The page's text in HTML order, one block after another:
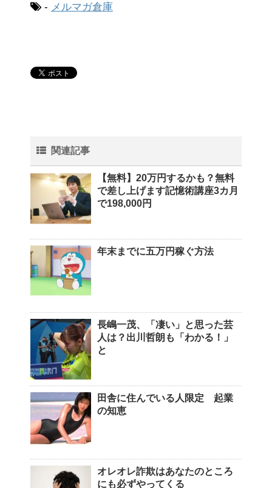
- メルマガ倉庫
関連記事
【無料】20万円するかも？無料
で差し上げます記憶術講座3カ月
で198,000円
年末までに五万円稼ぐ方法
長嶋一茂、「凄い」と思った芸
人は？出川哲朗も「わかる！」
と
田舎に住んでいる人限定 起業
の知恵
オレオレ詐欺はあなたのところ
にも必ずやってくる